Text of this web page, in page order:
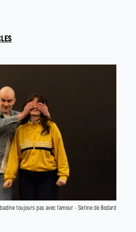
toujours pas avec l'amour - Sixtine de Bodard